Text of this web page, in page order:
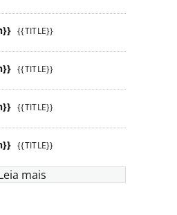
{{TITLE}}
{{TITLE}}
{{TITLE}}
{{TITLE}}
mais